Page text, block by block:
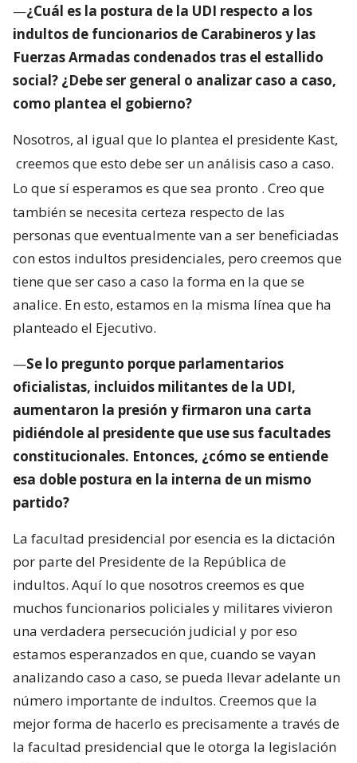
—¿Cuál es la postura de la UDI respecto a los
indultos de funcionarios de Carabineros y las
Fuerzas Armadas condenados tras el estallido
social? ¿Debe ser general o analizar caso a caso,
como plantea el gobierno?
Nosotros, al igual que lo plantea el presidente Kast,
creemos que esto debe ser un análisis caso a caso.
Lo que sí esperamos es que sea pronto . Creo que
también se necesita certeza respecto de las
personas que eventualmente van a ser beneficiadas
con estos indultos presidenciales, pero creemos que
tiene que ser caso a caso la forma en la que se
analice. En esto, estamos en la misma línea que ha
planteado el Ejecutivo.
—Se lo pregunto porque parlamentarios
oficialistas, incluidos militantes de la UDI,
aumentaron la presión y firmaron una carta
pidiéndole al presidente que use sus facultades
constitucionales. Entonces, ¿cómo se entiende
esa doble postura en la interna de un mismo
partido?
La facultad presidencial por esencia es la dictación
por parte del Presidente de la República de
indultos. Aquí lo que nosotros creemos es que
muchos funcionarios policiales y militares vivieron
una verdadera persecución judicial y por eso
estamos esperanzados en que, cuando se vayan
analizando caso a caso, se pueda llevar adelante un
número importante de indultos. Creemos que la
mejor forma de hacerlo es precisamente a través de
la facultad presidencial que le otorga la legislación